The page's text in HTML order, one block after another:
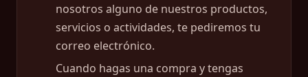
nosotros alguno de nuestros productos,
servicios o actividades, te pediremos tu
correo electrónico.
Cuando hagas una compra y tengas